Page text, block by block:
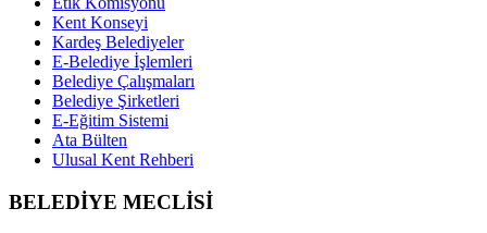
Kent Konseyi
Kardeş Belediyeler
E-Belediye İşlemleri
Belediye Çalışmaları
Belediye Şirketleri
E-Eğitim Sistemi
Ata Bülten
Ulusal Kent Rehberi
BELEDİYE MECLİSİ